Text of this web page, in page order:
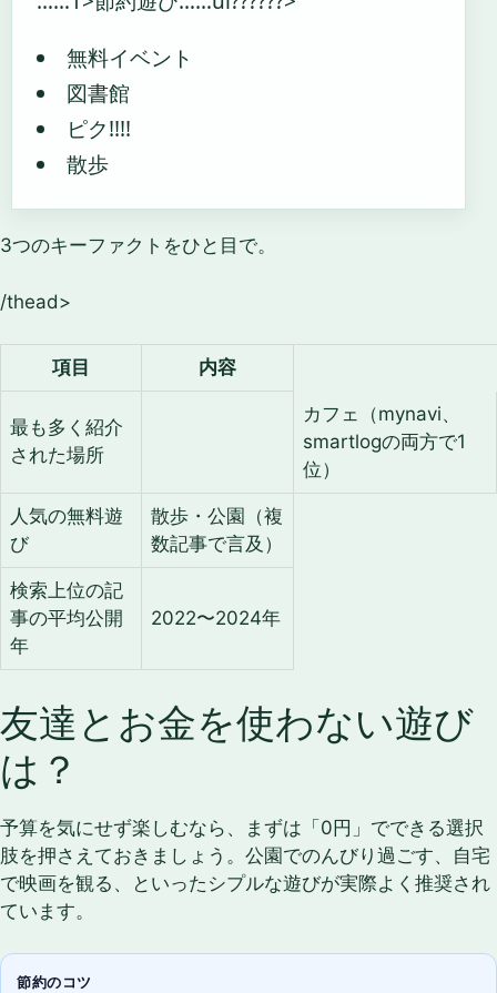
無料イベント
図書館
ピク!!!!
散歩
3つのキーファクトをひと目で。
/thead>
項目 内容
最も多く紹介
された場所
カフェ（mynavi、
smartlogの両方で1
位）
人気の無料遊
び
散歩・公園（複
数記事で言及）
検索上位の記
事の平均公開
年
2022〜2024年
友達とお金を使わない遊び
は？
予算を気にせず楽しむなら、まずは「0円」でできる選択
肢を押さえておきましょう。公園でのんびり過ごす、自宅
で映画を観る、といったシプルな遊びが実際よく推奨され
ています。
節約のコツ